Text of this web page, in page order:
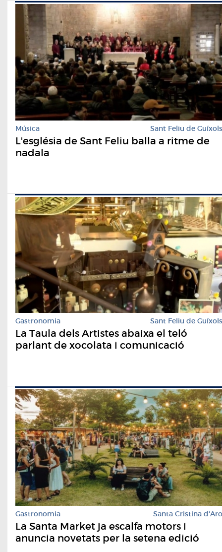
Música Sant Feliu de Guíxols
L'església de Sant Feliu balla a ritme de
nadala
Gastronomia Sant Feliu de Guíxols
La Taula dels Artistes abaixa el teló
parlant de xocolata i comunicació
Gastronomia Santa Cristina d'Aro
La Santa Market ja escalfa motors i
anuncia novetats per la setena edició